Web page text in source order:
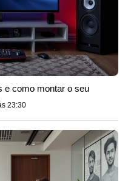
e como montar o seu
23:30